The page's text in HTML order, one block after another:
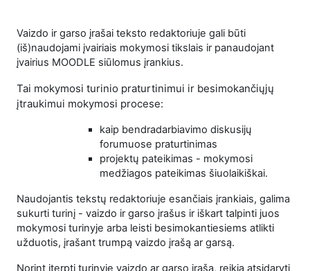
Vaizdo ir garso įrašai teksto redaktoriuje gali būti
(iš)naudojami įvairiais mokymosi tikslais ir panaudojant
įvairius MOODLE siūlomus įrankius.
Tai mokymosi turinio praturtinimui ir besimokančiųjų
įtraukimui mokymosi procese:
kaip bendradarbiavimo diskusijų
forumuose praturtinimas
projektų pateikimas - mokymosi
medžiagos pateikimas šiuolaikiškai.
Naudojantis tekstų redaktoriuje esančiais įrankiais, galima
sukurti turinį - vaizdo ir garso įrašus ir iškart talpinti juos
mokymosi turinyje arba leisti besimokantiesiems atlikti
užduotis, įrašant trumpą vaizdo įrašą ar garsą.
Norint įterpti turinyje vaizdo ar garso įrašą, reikia atsidaryti